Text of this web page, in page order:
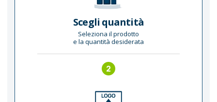
Scegli quantità
Seleziona il prodotto
e la quantità desiderata
2